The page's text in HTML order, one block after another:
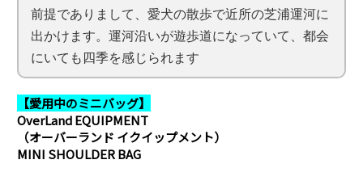
前提でありまして、愛犬の散歩で近所の芝浦運河に
出かけます。運河沿いが遊歩道になっていて、都会
にいても四季を感じられます
【愛用中のミニバッグ】
OverLand EQUIPMENT
（オーバーランド イクイップメント）
MINI SHOULDER BAG